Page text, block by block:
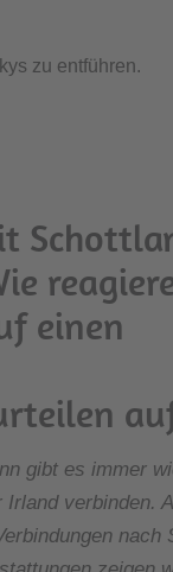
zu entführen.
einen
gibt es immer
verbinden.
nach